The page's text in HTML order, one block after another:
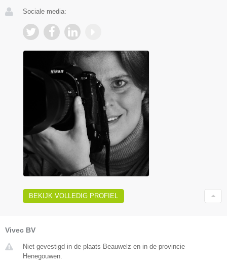
Sociale media:
BEKIJK VOLLEDIG PROFIEL
Vivec BV
Niet gevestigd in de plaats Beauwelz en in de provincie
Henegouwen.